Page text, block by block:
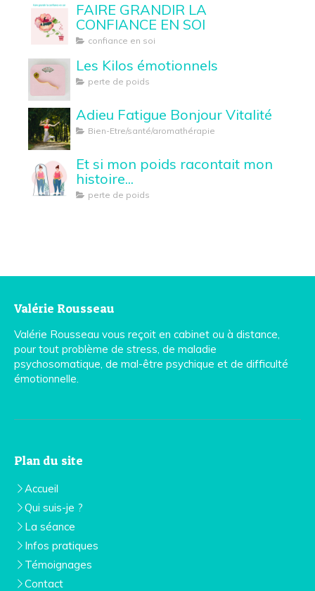
FAIRE GRANDIR LA
CONFIANCE EN SOI
confiance en soi
Les Kilos émotionnels
perte de poids
Adieu Fatigue Bonjour Vitalité
Bien-Etre/santé/aromathérapie
Et si mon poids racontait mon
histoire...
perte de poids
Valérie Rousseau
Valérie Rousseau vous reçoit en cabinet ou à distance,
pour tout problème de stress, de maladie
psychosomatique, de mal-être psychique et de difficulté
émotionnelle.
Plan du site
Accueil
Qui suis-je ?
La séance
Infos pratiques
Témoignages
Contact